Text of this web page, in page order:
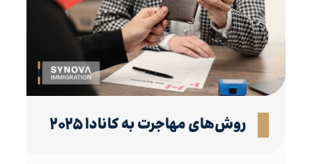
روش‌‌های مهاجرت به کانادا ۲۰۲۵